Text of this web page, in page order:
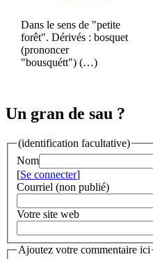
Dans le sens de "petite
forêt". Dérivés : bosquet
(prononcer
"bousquétt") (…)
Un gran de sau ?
(identification facultative)
Nom
[Se connecter]
Courriel (non publié)
Votre site web
Ajoutez votre commentaire ici